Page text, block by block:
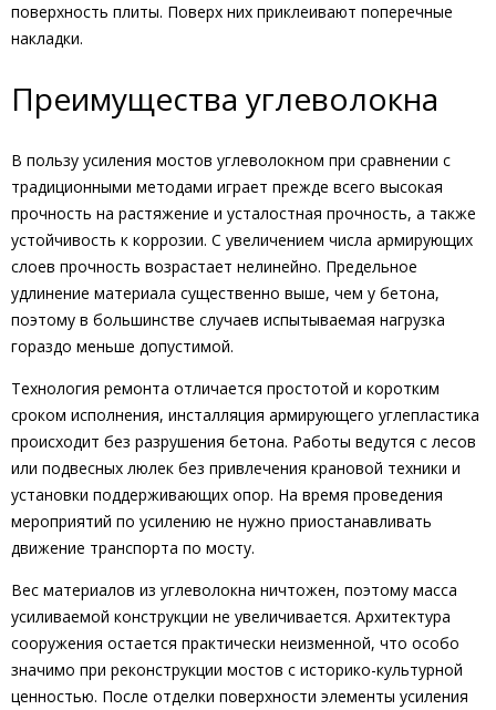
поверхность плиты. Поверх них приклеивают поперечные
накладки.
Преимущества углеволокна
В пользу усиления мостов углеволокном при сравнении с
традиционными методами играет прежде всего высокая
прочность на растяжение и усталостная прочность, а также
устойчивость к коррозии. С увеличением числа армирующих
слоев прочность возрастает нелинейно. Предельное
удлинение материала существенно выше, чем у бетона,
поэтому в большинстве случаев испытываемая нагрузка
гораздо меньше допустимой.
Технология ремонта отличается простотой и коротким
сроком исполнения, инсталляция армирующего углепластика
происходит без разрушения бетона. Работы ведутся с лесов
или подвесных люлек без привлечения крановой техники и
установки поддерживающих опор. На время проведения
мероприятий по усилению не нужно приостанавливать
движение транспорта по мосту.
Вес материалов из углеволокна ничтожен, поэтому масса
усиливаемой конструкции не увеличивается. Архитектура
сооружения остается практически неизменной, что особо
значимо при реконструкции мостов с историко-культурной
ценностью. После отделки поверхности элементы усиления